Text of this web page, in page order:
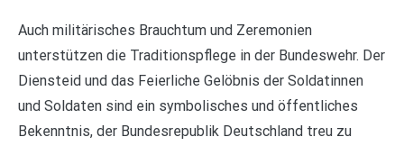
Auch militärisches Brauchtum und Zeremonien
unterstützen die Traditionspflege in der Bundeswehr. Der
Diensteid und das Feierliche Gelöbnis der Soldatinnen
und Soldaten sind ein symbolisches und öffentliches
Bekenntnis, der Bundesrepublik Deutschland treu zu